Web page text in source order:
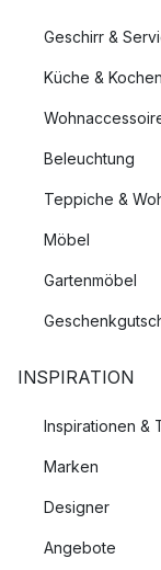
Geschirr &
Küche & Kochen
Beleuchtung
Teppiche &
Möbel
Gartenmöbel
INSPIRATION
Inspirationen &
Marken
Designer
Angebote